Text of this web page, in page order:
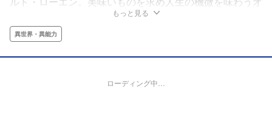
トナ旅…のはずだったのに気づけば巨大な陰謀の渦中
に…。でもそれは世界中で語り継がれる冒険の始まりだっ
た！
もっと見る
異世界・異能力
ローディング中…